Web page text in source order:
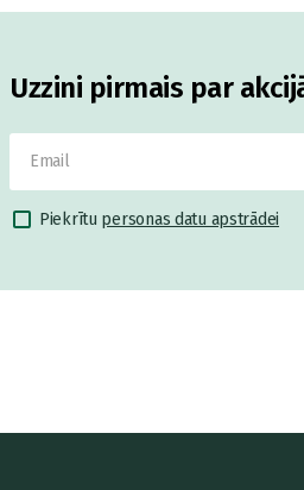
Uzzini pirmais par
Piekrītu personas datu apstrādei